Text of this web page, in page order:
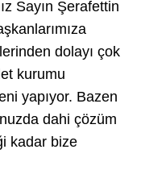
Sayın Şerafettin
dolayı çok
kurumu
yapıyor. Bazen
dahi çözüm
kadar bize